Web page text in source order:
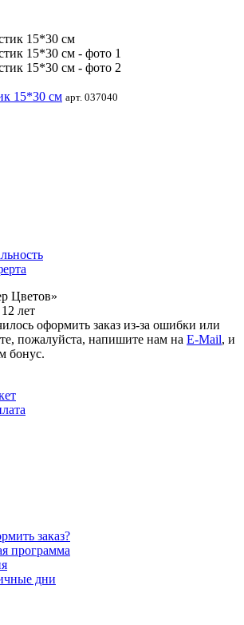
15*30 см арт. 037040
Цветов»
лет
оформить заказ из-за ошибки или
пожалуйста, напишите нам на E-Mail, и
бонус.
заказ?
программа
дни